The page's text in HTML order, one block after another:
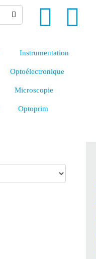
Instrumentation
Optoélectronique
Microscopie
Optoprim